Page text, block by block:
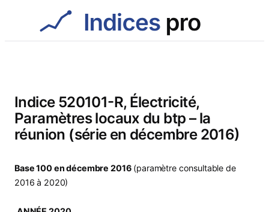
Indice 520101-R, Électricité,
Paramètres locaux du btp – la
réunion (série en décembre 2016)
Base 100 en décembre 2016(paramètre consultable de
2016 à 2020)